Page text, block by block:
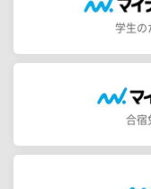
学生の
合宿